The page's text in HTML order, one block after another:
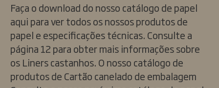
Faça o download do nosso catálogo de papel
aqui para ver todos os nossos produtos de
papel e especificações técnicas. Consulte a
página 12 para obter mais informações sobre
os Liners castanhos. O nosso catálogo de
produtos de Cartão canelado de embalagem